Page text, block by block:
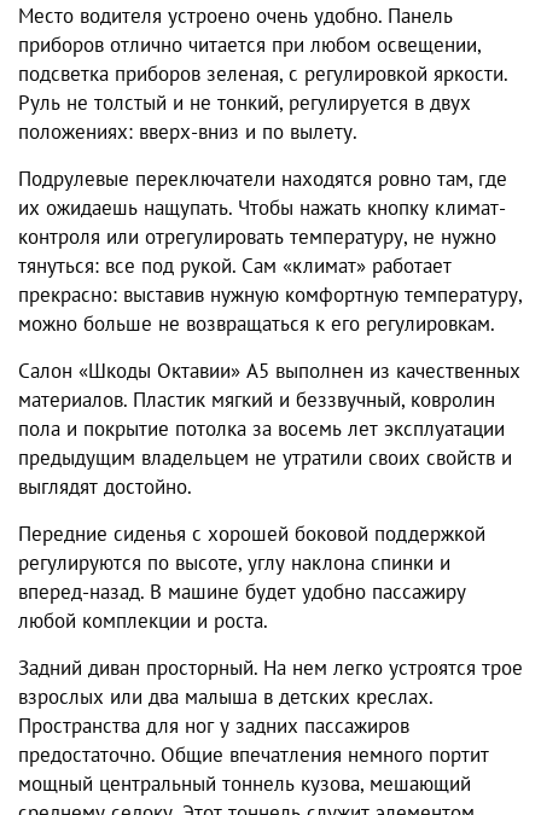
Место водителя устроено очень удобно. Панель
приборов отлично читается при любом освещении,
подсветка приборов зеленая, с регулировкой яркости.
Руль не толстый и не тонкий, регулируется в двух
положениях: вверх-вниз и по вылету.
Подрулевые переключатели находятся ровно там, где
их ожидаешь нащупать. Чтобы нажать кнопку климат-
контроля или отрегулировать температуру, не нужно
тянуться: все под рукой. Сам «климат» работает
прекрасно: выставив нужную комфортную температуру,
можно больше не возвращаться к его регулировкам.
Салон «Шкоды Октавии» А5 выполнен из качественных
материалов. Пластик мягкий и беззвучный, ковролин
пола и покрытие потолка за восемь лет эксплуатации
предыдущим владельцем не утратили своих свойств и
выглядят достойно.
Передние сиденья с хорошей боковой поддержкой
регулируются по высоте, углу наклона спинки и
вперед-назад. В машине будет удобно пассажиру
любой комплекции и роста.
Задний диван просторный. На нем легко устроятся трое
взрослых или два малыша в детских креслах.
Пространства для ног у задних пассажиров
предостаточно. Общие впечатления немного портит
мощный центральный тоннель кузова, мешающий